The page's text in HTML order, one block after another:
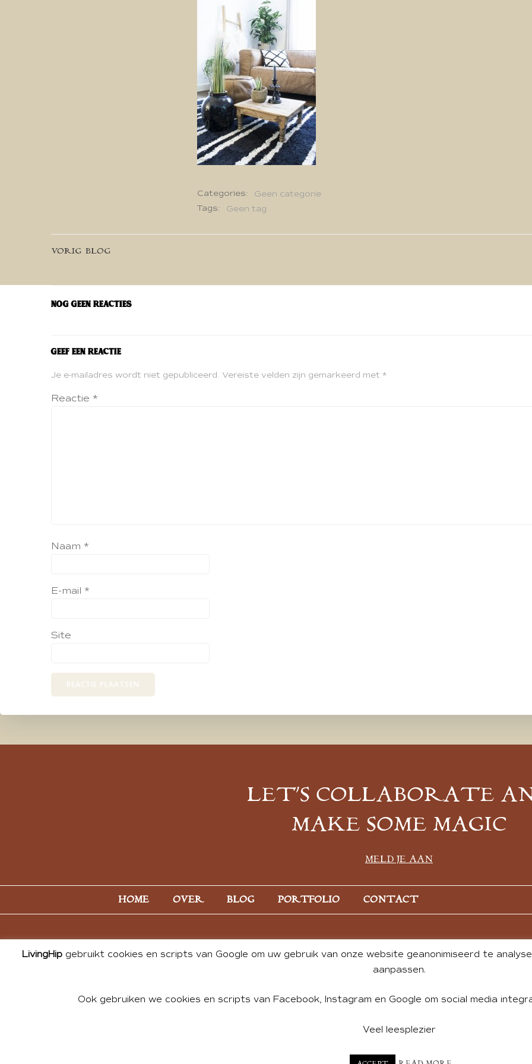
Categories:
Geen categorie
Tags:
Geen tag
Bericht
navigatie
VORIG BLOG
Nog geen reacties
Geef een reactie
Je e-mailadres wordt niet gepubliceerd. Vereiste velden zijn gemarkeerd met *
Reactie *
Naam *
E-mail *
Site
LET’S COLLABORATE
MAKE SOME MAGIC
MELD JE AAN
HOME OVER BLOG PORTFOLIO CONTACT
© 2026 ALL PHOTOS & CONTENT BY ANDREA DE GROOT. WEBSITE DESIGN BY
LivingHip gebruikt cookies en scripts van Google om uw gebruik van onze website geanonimiseerd te
aanpassen.
Ook gebruiken we cookies en scripts van Facebook, Instagram en Google om social media
Veel leesplezier